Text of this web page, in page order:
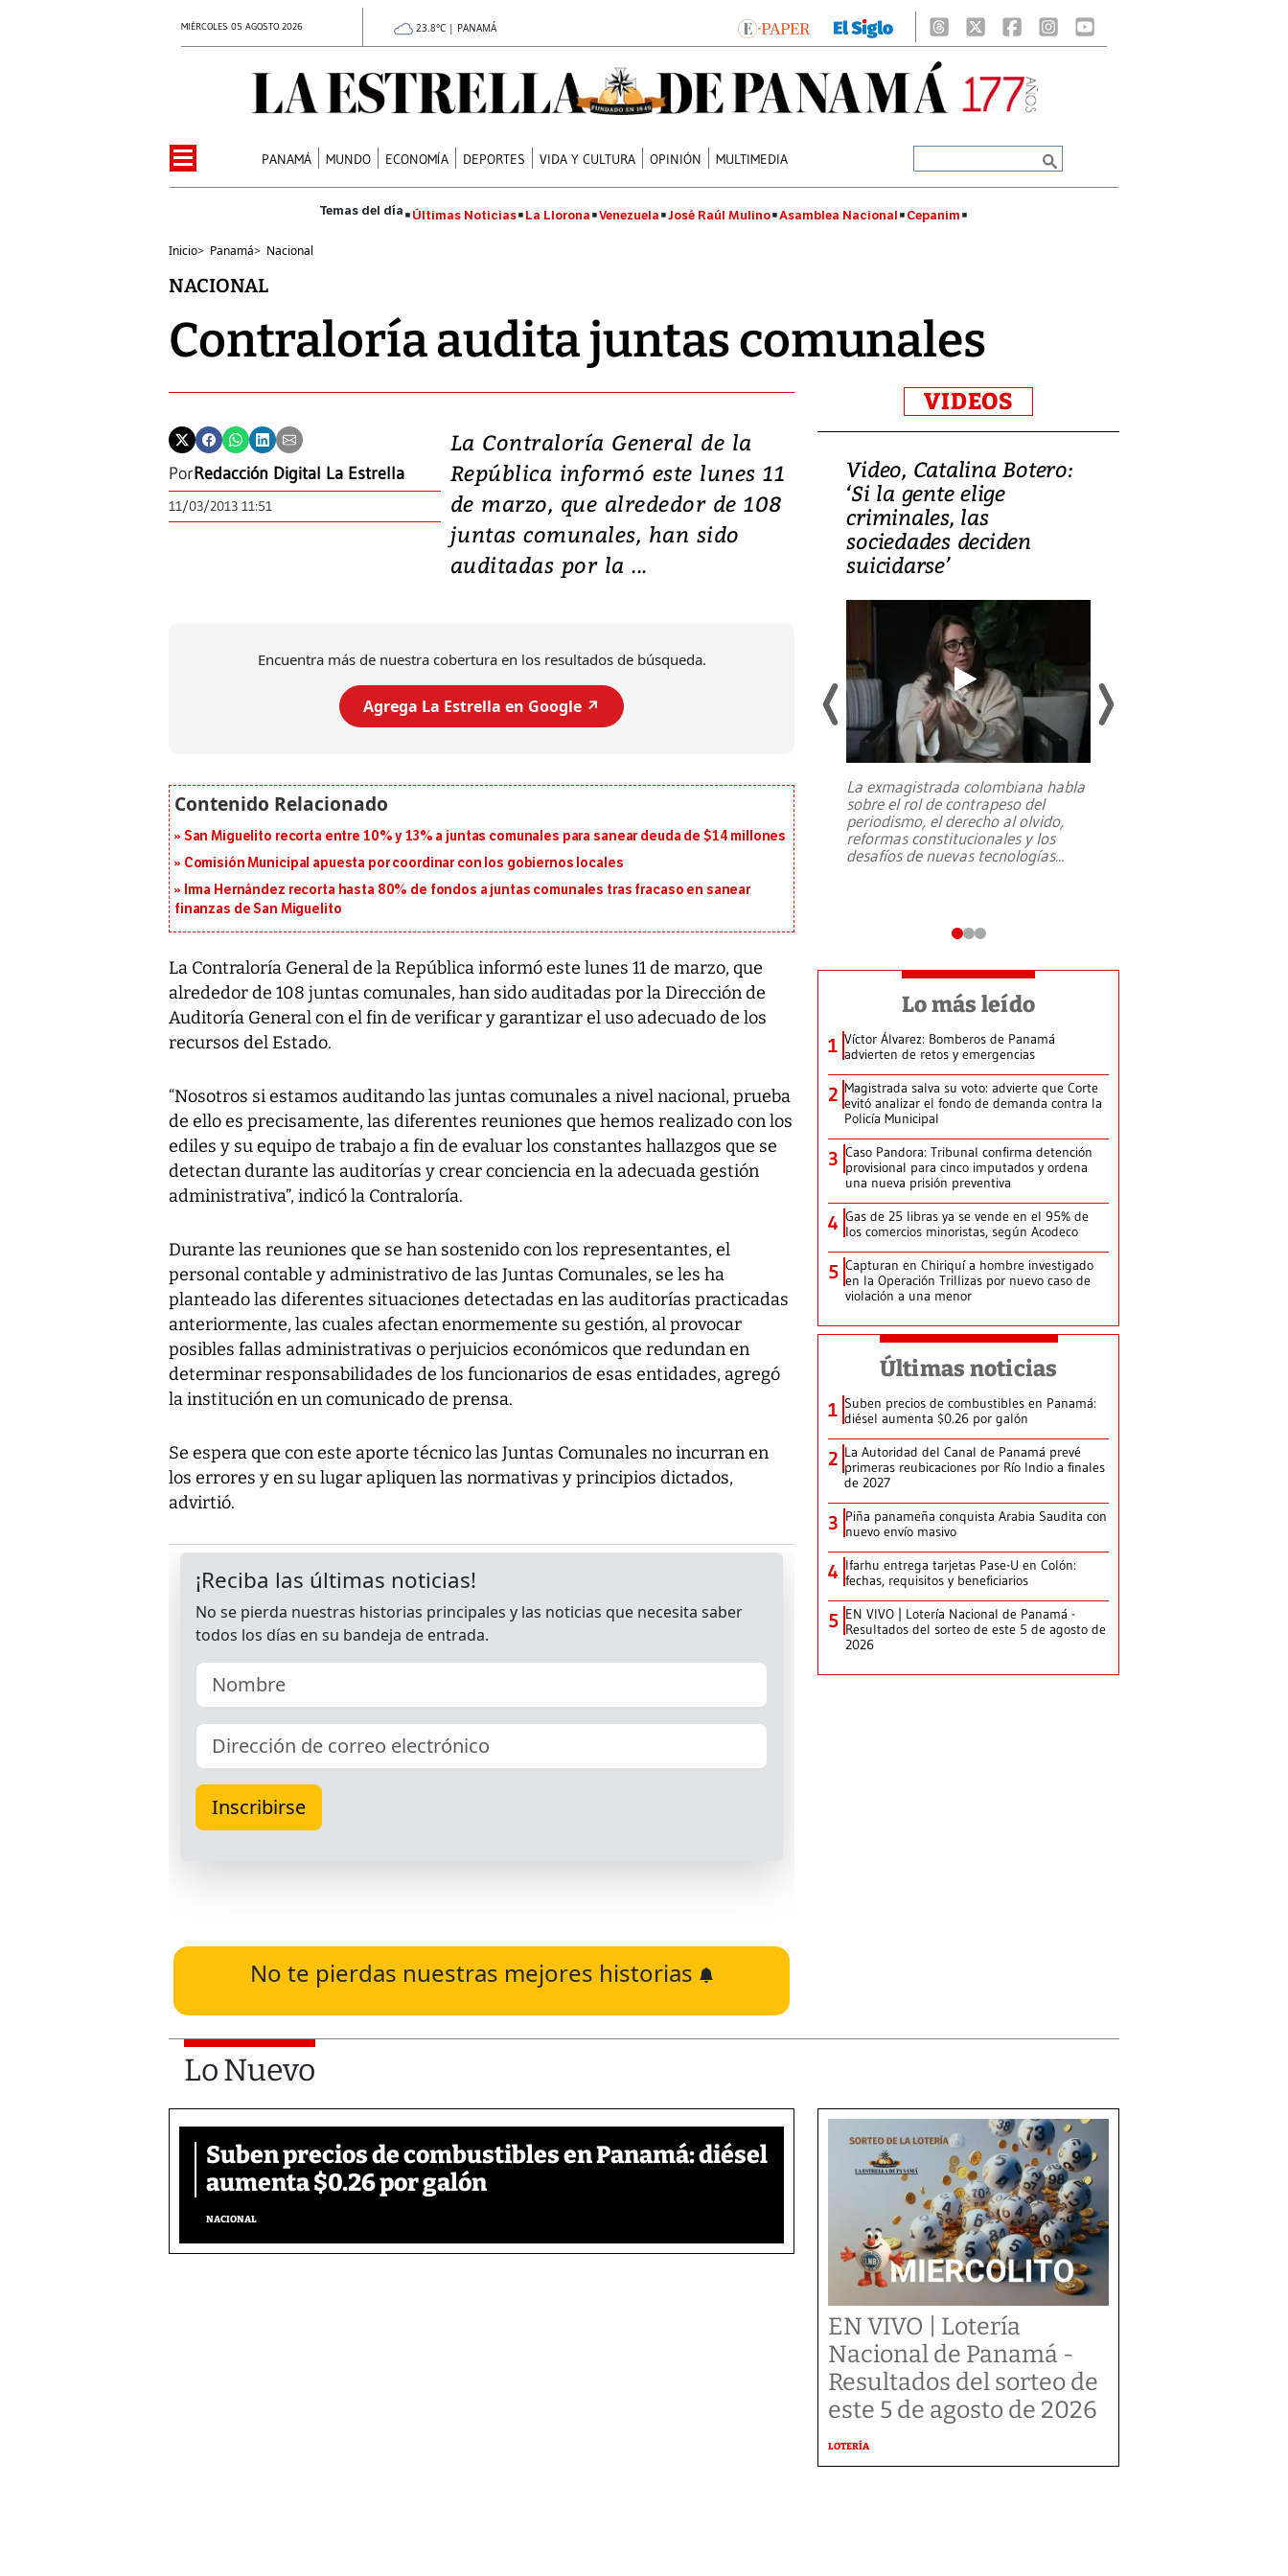
MIÉRCOLES 05 AGOSTO 2026 23.8°C | PANAMÁ
PANAMÁ MUNDO ECONOMÍA DEPORTES VIDA Y CULTURA OPINIÓN MULTIMEDIA
Últimas Noticias La Llorona Venezuela José Raúl Mulino Asamblea Nacional Cepanim
Inicio> Panamá> Nacional
NACIONAL
Contraloría audita juntas comunales
PorRedacción Digital La Estrella
11/03/2013 11:51
La Contraloría General de la
República informó este lunes 11
de marzo, que alrededor de 108
juntas comunales, han sido
auditadas por la ...
Encuentra más de nuestra cobertura en los resultados de búsqueda.
Agrega La Estrella en Google ↗️
San Miguelito recorta entre 10% y 13% a juntas comunales para sanear deuda de $14 millones
Comisión Municipal apuesta por coordinar con los gobiernos locales
Irma Hernández recorta hasta 80% de fondos a juntas comunales tras fracaso en sanear
finanzas de San Miguelito
La Contraloría General de la República informó este lunes 11 de marzo, que
alrededor de 108 juntas comunales, han sido auditadas por la Dirección de
Auditoría General con el fin de verificar y garantizar el uso adecuado de los
recursos del Estado.
“Nosotros si estamos auditando las juntas comunales a nivel nacional, prueba
de ello es precisamente, las diferentes reuniones que hemos realizado con los
ediles y su equipo de trabajo a fin de evaluar los constantes hallazgos que se
detectan durante las auditorías y crear conciencia en la adecuada gestión
administrativa”, indicó la Contraloría.
Durante las reuniones que se han sostenido con los representantes, el
personal contable y administrativo de las Juntas Comunales, se les ha
planteado las diferentes situaciones detectadas en las auditorías practicadas
anteriormente, las cuales afectan enormemente su gestión, al provocar
posibles fallas administrativas o perjuicios económicos que redundan en
determinar responsabilidades de los funcionarios de esas entidades, agregó
la institución en un comunicado de prensa.
Se espera que con este aporte técnico las Juntas Comunales no incurran en
los errores y en su lugar apliquen las normativas y principios dictados,
advirtió.
No te pierdas nuestras mejores historias
VIDEOS
Video, Japón: Terremoto
deja heridos y graves
daños en Kumamoto
al sur de Japón, provocando una
Video, Catalina Botero:
‘Si la gente elige
criminales, las
sociedades deciden
suicidarse’
La exmagistrada colombiana habla
sobre el rol de contrapeso del
periodismo, el derecho al olvido,
reformas constitucionales y los
desafíos de nuevas tecnologías...
Lo más leído
1 Víctor Álvarez: Bomberos de Panamá
advierten de retos y emergencias
2 Magistrada salva su voto: advierte que Corte
evitó analizar el fondo de demanda contra la
Policía Municipal
3 Caso Pandora: Tribunal confirma detención
provisional para cinco imputados y ordena
una nueva prisión preventiva
4 Gas de 25 libras ya se vende en el 95% de
los comercios minoristas, según Acodeco
5 Capturan en Chiriquí a hombre investigado
en la Operación Trillizas por nuevo caso de
violación a una menor
Últimas noticias
1 Suben precios de combustibles en Panamá:
diésel aumenta $0.26 por galón
2 La Autoridad del Canal de Panamá prevé
primeras reubicaciones por Río Indio a finales
de 2027
3 Piña panameña conquista Arabia Saudita con
nuevo envío masivo
4 Ifarhu entrega tarjetas Pase-U en Colón:
fechas, requisitos y beneficiarios
5 EN VIVO | Lotería Nacional de Panamá -
Resultados del sorteo de este 5 de agosto de
2026
Lo Nuevo
Suben precios de combustibles en Panamá: diésel
aumenta $0.26 por galón
NACIONAL
EN VIVO | Lotería
Nacional de Panamá -
Resultados del sorteo de
este 5 de agosto de 2026
LOTERÍA